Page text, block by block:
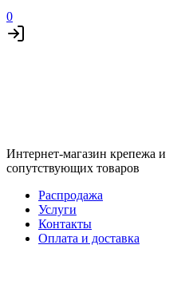
0
Интернет-магазин крепежа и
сопутствующих товаров
Распродажа
Услуги
Контакты
Оплата и доставка